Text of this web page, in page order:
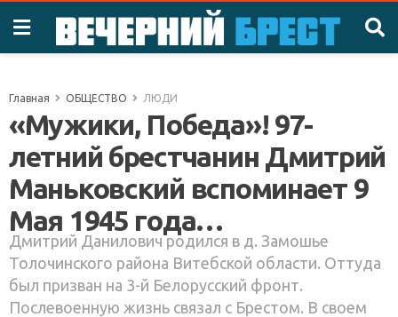
Главная ОБЩЕСТВО ЛЮДИ
«Мужики, Победа»! 97-
летний брестчанин Дмитрий
Маньковский вспоминает 9
Мая 1945 года…
Дмитрий Данилович родился в д. Замошье
Толочинского района Витебской области. Оттуда
был призван на 3-й Белорусский фронт.
Послевоенную жизнь связал с Брестом. В своем